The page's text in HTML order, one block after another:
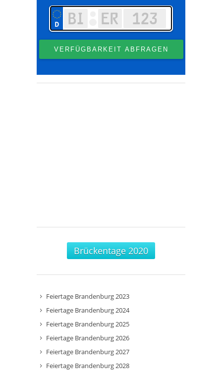
Brückentage 2020
Feiertage Brandenburg 2023
Feiertage Brandenburg 2024
Feiertage Brandenburg 2025
Feiertage Brandenburg 2026
Feiertage Brandenburg 2027
Feiertage Brandenburg 2028